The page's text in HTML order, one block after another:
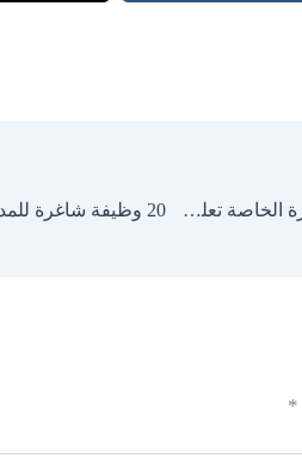
وظائف شاغرة في الإمارات 2025-2026 | أكاديمية الفجيرة الخاصة تعلن عن فرص عمل للمعلمين والمعلمات 20 وظيفة شاغرة للمدرسين في الإمارات – المدرسة السويسرية الدولية
*